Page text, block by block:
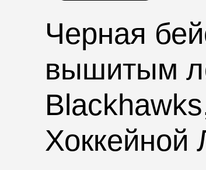
Черная
вышитым
Хоккейной